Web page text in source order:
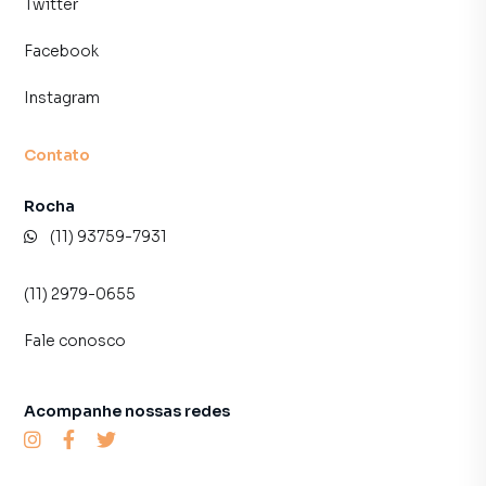
Twitter
Facebook
Instagram
Contato
Rocha
(11) 93759-7931
(11) 2979-0655
Fale conosco
Acompanhe nossas redes